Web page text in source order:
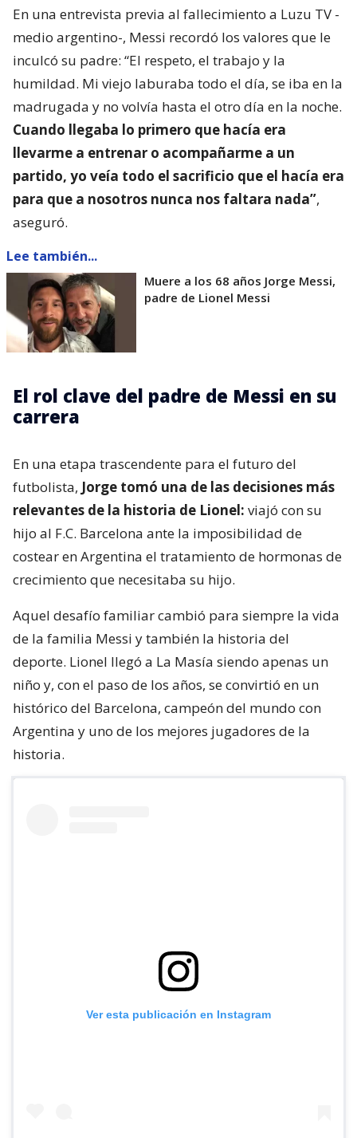
En una entrevista previa al fallecimiento a Luzu TV -
medio argentino-, Messi recordó los valores que le
inculcó su padre: “El respeto, el trabajo y la
humildad. Mi viejo laburaba todo el día, se iba en la
madrugada y no volvía hasta el otro día en la noche.
Cuando llegaba lo primero que hacía era
llevarme a entrenar o acompañarme a un
partido, yo veía todo el sacrificio que el hacía era
para que a nosotros nunca nos faltara nada”,
aseguró.
Lee también...
Muere a los 68 años Jorge Messi,
padre de Lionel Messi
El rol clave del padre de Messi en su
carrera
En una etapa trascendente para el futuro del
futbolista, Jorge tomó una de las decisiones más
relevantes de la historia de Lionel: viajó con su
hijo al F.C. Barcelona ante la imposibilidad de
costear en Argentina el tratamiento de hormonas de
crecimiento que necesitaba su hijo.
Aquel desafío familiar cambió para siempre la vida
de la familia Messi y también la historia del
deporte. Lionel llegó a La Masía siendo apenas un
niño y, con el paso de los años, se convirtió en un
histórico del Barcelona, campeón del mundo con
Argentina y uno de los mejores jugadores de la
historia.
Ver esta publicación en Instagram